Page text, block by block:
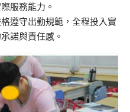
服務能力。
遵守出勤規範，全程投入實
諾與責任感。